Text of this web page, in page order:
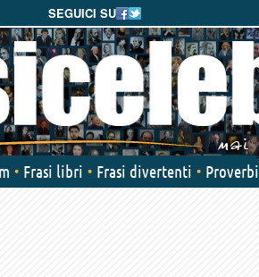
SEGUICI SU
Frasi libri Frasi divertenti Proverbi